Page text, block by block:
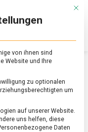
Online-
Magazin
zu
&
Ernährung
Mit
von ihnen sind
Website und Ihre
zu optionalen
um
auf unserer Website.
uns helfen, diese
Daten